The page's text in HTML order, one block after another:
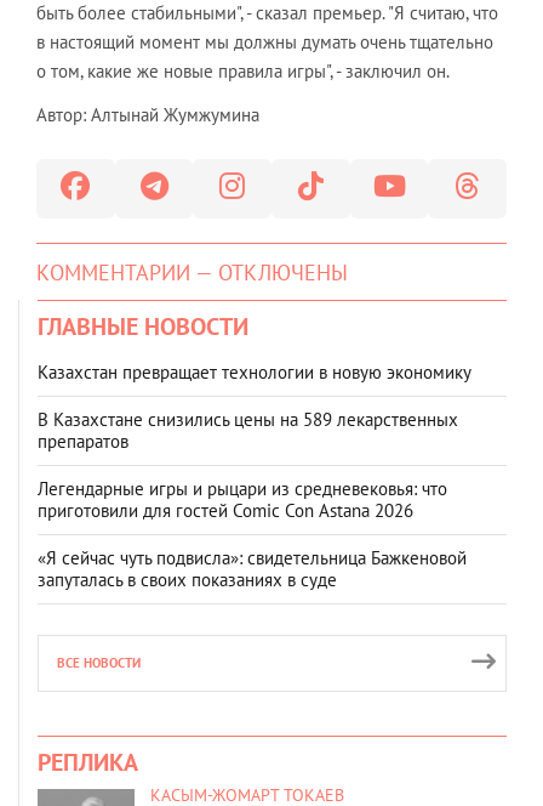
быть более стабильными", - сказал премьер. "Я считаю, что
в настоящий момент мы должны думать очень тщательно
о том, какие же новые правила игры", - заключил он.
Автор: Алтынай Жумжумина
КОММЕНТАРИИ — ОТКЛЮЧЕНЫ
ГЛАВНЫЕ НОВОСТИ
Казахстан превращает технологии в новую экономику
В Казахстане снизились цены на 589 лекарственных
препаратов
Легендарные игры и рыцари из средневековья: что
приготовили для гостей Comic Con Astana 2026
«Я сейчас чуть подвисла»: свидетельница Бажкеновой
запуталась в своих показаниях в суде
ВСЕ НОВОСТИ
РЕПЛИКА
КАСЫМ-ЖОМАРТ ТОКАЕВ